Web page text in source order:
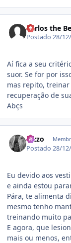
Carlos the
Postado28/
Aí fica a seu
suor. Se for por
mas repito,
recuperação de
Abçs
Bizzo
Postado28/
Eu devido aos
e ainda estou
Pára, te alimenta
mesmo tenho
treinando muito
E agora, que
mais ou menos,